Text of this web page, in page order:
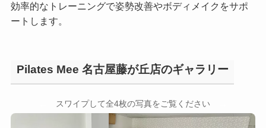
効率的なトレーニングで姿勢改善やボディメイクをサポ
ートします。
Pilates Mee 名古屋藤が丘店のギャラリー
スワイプして全4枚の写真をご覧ください